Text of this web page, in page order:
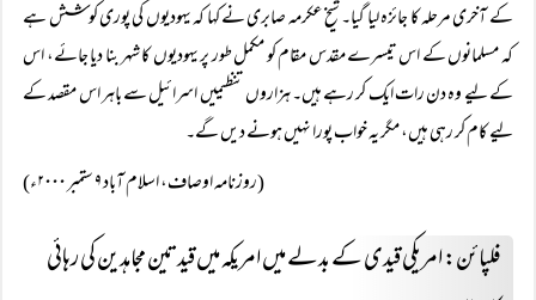
کے آخری مرحلہ کا جائزہ لیا گیا۔ شیخ عکرمہ صابری نے کہا کہ یہودیوں کی پوری کوشش ہے
کہ مسلمانوں کے اس تیسرے مقدس مقام کو مکمل طور پر یہودیوں کا شہر بنا دیا جائے، اس
کے لیے وہ دن رات ایک کر رہے ہیں۔ ہزاروں تنظیمیں اسرائیل سے باہر اس مقصد کے
لیے کام کر رہی ہیں، مگر یہ خواب پورا نہیں ہونے دیں گے۔
(روزنامہ اوصاف، اسلام آباد ۹ ستمبر ۲۰۰۰ء)
فلپائن: امریکی قیدی کے بدلے میں امریکہ میں قید تین مجاہدین کی رہائی